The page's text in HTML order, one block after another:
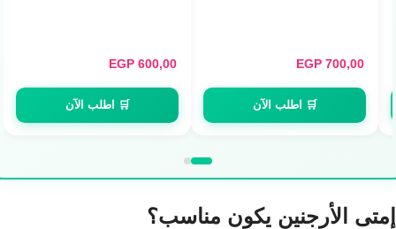
700,00
EGP
🛒 اطلب الآن
600,00
EGP
🛒 اطلب الآن
إمتى الأرجنين يكون مناسب؟